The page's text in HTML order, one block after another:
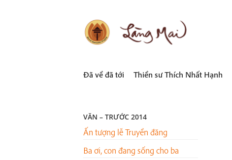
LÀNG MAI
Đã về đã tới Thiền sư Thích Nhất Hạnh
VĂN – TRƯỚC 2014
Ấn tượng lễ Truyền đăng
Ba ơi, con đang sống cho ba